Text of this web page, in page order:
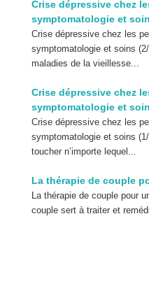
Crise dépressive chez
symptomatologie et
Crise dépressive chez les
symptomatologie et soins
maladies de la vieillesse...
Crise dépressive chez
symptomatologie et
Crise dépressive chez les
symptomatologie et soins
toucher n’importe lequel...
La thérapie de couple
La thérapie de couple pour
couple sert à traiter et